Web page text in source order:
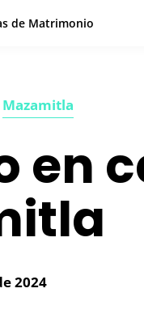
de Matrimonio
Mazamitla
en
2024